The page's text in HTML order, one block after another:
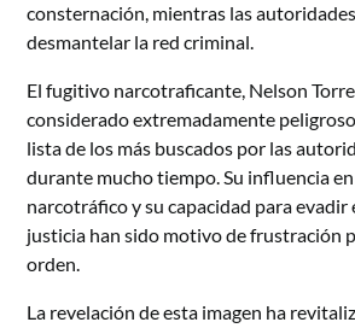
consternación, mientras las
desmantelar la red criminal.
El fugitivo narcotraficante, Nelson
considerado extremadamente
lista de los más buscados por las
durante mucho tiempo. Su influencia
narcotráfico y su capacidad para evadir
justicia han sido motivo de frustración
orden.
La revelación de esta imagen ha